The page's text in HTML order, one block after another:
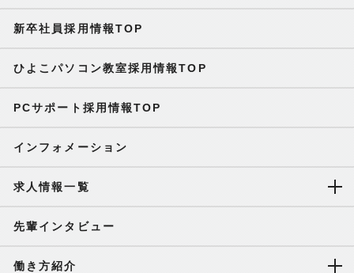
新卒社員採用情報TOP
ひよこパソコン教室採用情報TOP
PCサポート採用情報TOP
インフォメーション
求人情報一覧
先輩インタビュー
働き方紹介